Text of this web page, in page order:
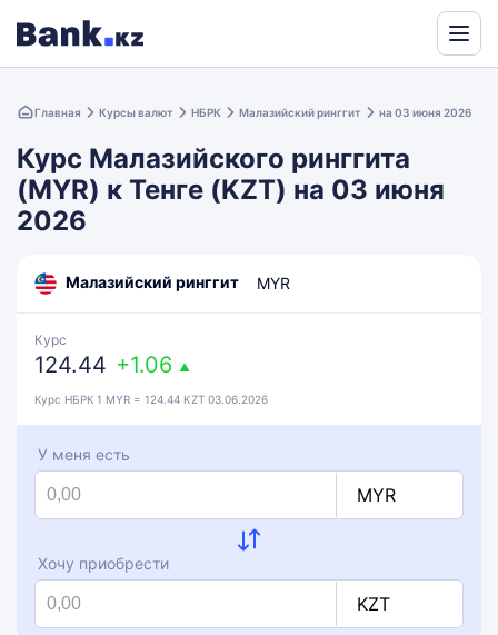
Translate
Главная Курсы валют НБРК Малазийский ринггит на 03 июня 2026
Курс Малазийского ринггита
(MYR) к Тенге (KZT) на 03 июня
2026
Малазийский ринггит MYR
Курс
124.44 +1.06 ▲
Курс НБРК 1 MYR = 124.44 KZT 03.06.2026
У меня есть
MYR
Хочу приобрести
KZT